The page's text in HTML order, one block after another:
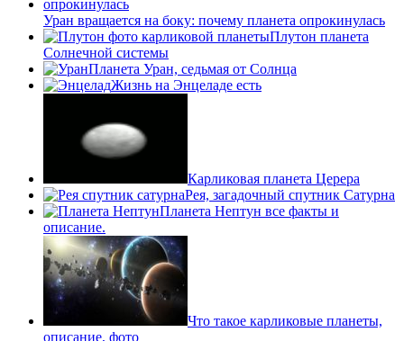
Уран вращается на боку: почему планета опрокинулась
Плутон планета
Солнечной системы
Планета Уран, седьмая от Солнца
Жизнь на Энцеладе есть
Карликовая планета Церера
Рея, загадочный спутник Сатурна
Планета Нептун все факты и
описание.
Что такое карликовые планеты,
описание, фото